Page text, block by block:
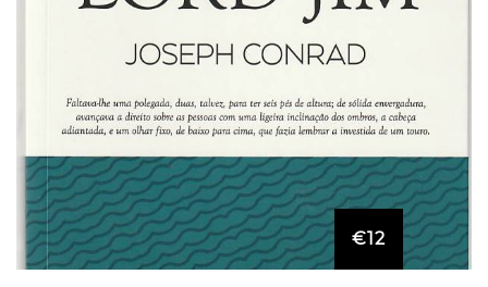
€12